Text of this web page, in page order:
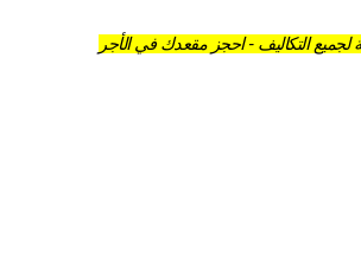
التكاليف - احجز مقعدك في الأجر